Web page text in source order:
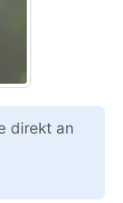
direkt an